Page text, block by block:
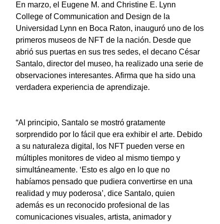
En marzo, el Eugene M. and Christine E. Lynn
College of Communication and Design de la
Universidad Lynn en Boca Raton, inauguró uno de los
primeros museos de NFT de la nación. Desde que
abrió sus puertas en sus tres sedes, el decano César
Santalo, director del museo, ha realizado una serie de
observaciones interesantes. Afirma que ha sido una
verdadera experiencia de aprendizaje.
“Al principio, Santalo se mostró gratamente
sorprendido por lo fácil que era exhibir el arte. Debido
a su naturaleza digital, los NFT pueden verse en
múltiples monitores de video al mismo tiempo y
simultáneamente. ‘Esto es algo en lo que no
habíamos pensado que pudiera convertirse en una
realidad y muy poderosa’, dice Santalo, quien
además es un reconocido profesional de las
comunicaciones visuales, artista, animador y